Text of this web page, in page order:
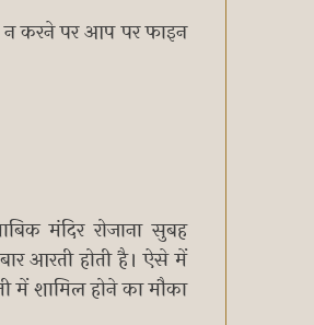
न करने पर आप पर फाइन
मंदिर रोजाना सुबह
आरती होती है। ऐसे में
शामिल होने का मौका